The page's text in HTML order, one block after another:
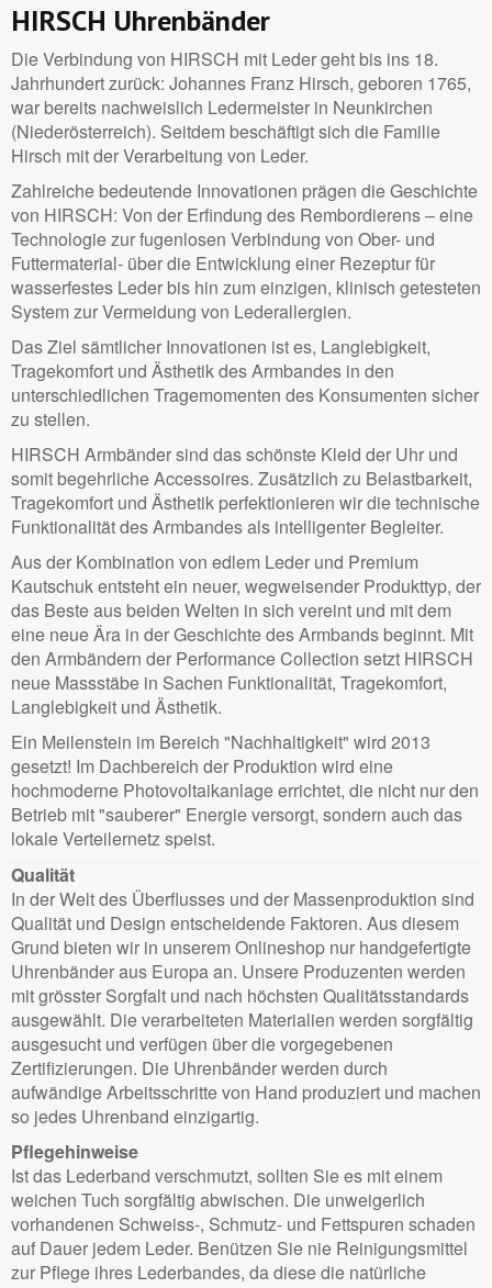
HIRSCH Uhrenbänder
Die Verbindung von HIRSCH mit Leder geht bis ins 18.
Jahrhundert zurück: Johannes Franz Hirsch, geboren 1765,
war bereits nachweislich Ledermeister in Neunkirchen
(Niederösterreich). Seitdem beschäftigt sich die Familie
Hirsch mit der Verarbeitung von Leder.
Zahlreiche bedeutende Innovationen prägen die Geschichte
von HIRSCH: Von der Erfindung des Rembordierens – eine
Technologie zur fugenlosen Verbindung von Ober- und
Futtermaterial- über die Entwicklung einer Rezeptur für
wasserfestes Leder bis hin zum einzigen, klinisch getesteten
System zur Vermeidung von Lederallergien.
Das Ziel sämtlicher Innovationen ist es, Langlebigkeit,
Tragekomfort und Ästhetik des Armbandes in den
unterschiedlichen Tragemomenten des Konsumenten sicher
zu stellen.
HIRSCH Armbänder sind das schönste Kleid der Uhr und
somit begehrliche Accessoires. Zusätzlich zu Belastbarkeit,
Tragekomfort und Ästhetik perfektionieren wir die technische
Funktionalität des Armbandes als intelligenter Begleiter.
Aus der Kombination von edlem Leder und Premium
Kautschuk entsteht ein neuer, wegweisender Produkttyp, der
das Beste aus beiden Welten in sich vereint und mit dem
eine neue Ära in der Geschichte des Armbands beginnt. Mit
den Armbändern der Performance Collection setzt HIRSCH
neue Massstäbe in Sachen Funktionalität, Tragekomfort,
Langlebigkeit und Ästhetik.
Ein Meilenstein im Bereich "Nachhaltigkeit" wird 2013
gesetzt! Im Dachbereich der Produktion wird eine
hochmoderne Photovoltaikanlage errichtet, die nicht nur den
Betrieb mit "sauberer" Energie versorgt, sondern auch das
lokale Verteilernetz speist.
Qualität
In der Welt des Überflusses und der Massenproduktion sind
Qualität und Design entscheidende Faktoren. Aus diesem
Grund bieten wir in unserem Onlineshop nur handgefertigte
Uhrenbänder aus Europa an. Unsere Produzenten werden
mit grösster Sorgfalt und nach höchsten Qualitätsstandards
ausgewählt. Die verarbeiteten Materialien werden sorgfältig
ausgesucht und verfügen über die vorgegebenen
Zertifizierungen. Die Uhrenbänder werden durch
aufwändige Arbeitsschritte von Hand produziert und machen
so jedes Uhrenband einzigartig.
Pflegehinweise
Ist das Lederband verschmutzt, sollten Sie es mit einem
weichen Tuch sorgfältig abwischen. Die unweigerlich
vorhandenen Schweiss-, Schmutz- und Fettspuren schaden
auf Dauer jedem Leder. Benützen Sie nie Reinigungsmittel
zur Pflege ihres Lederbandes, da diese die natürliche